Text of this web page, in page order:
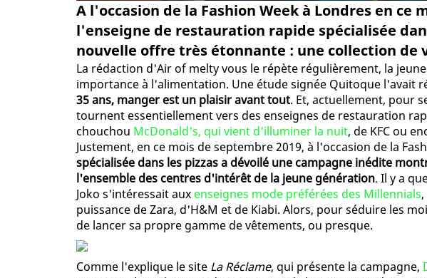
A l'occasion de la Fashion Week à Londres en ce
l'enseigne de restauration rapide spécialisée
nouvelle offre très étonnante : une collection de
La rédaction d'Air of melty vous le répète régulièrement, la
importance à l'alimentation. Une étude signée Quitoque l'avait
35 ans, manger est un plaisir avant tout. Et, actuellement, pour
tournent essentiellement vers des enseignes de restauration
chouchou McDonald's, qui vient d'illuminer la nuit, de KFC ou
Justement, en ce mois de septembre 2019, à l'occasion de la
spécialisée dans les pizzas a dévoilé une campagne inédite
l'ensemble des centres d'intérêt de la jeune génération. Il y a
Joko s'intéressait aux enseignes mode préférées des Millennials
puissance de Zara, d'H&M et de Kiabi. Alors, pour séduire les
de lancer sa propre gamme de vêtements, ou presque.
Comme l'explique le site La Réclame, qui présente la campagne,